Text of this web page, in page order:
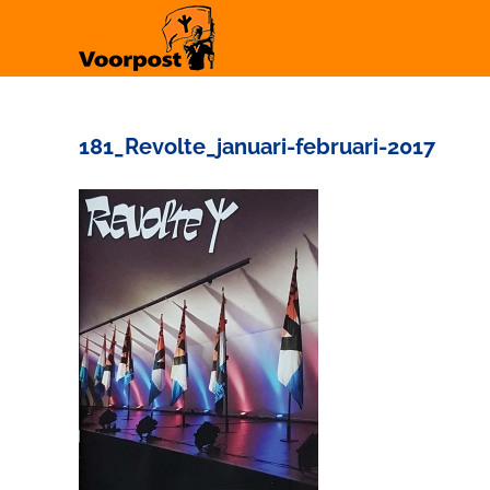
181_Revolte_januari-februari-2017